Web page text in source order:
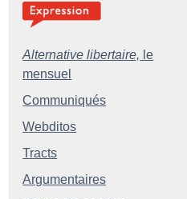
Alternative libertaire, le
mensuel
Communiqués
Webditos
Tracts
Argumentaires